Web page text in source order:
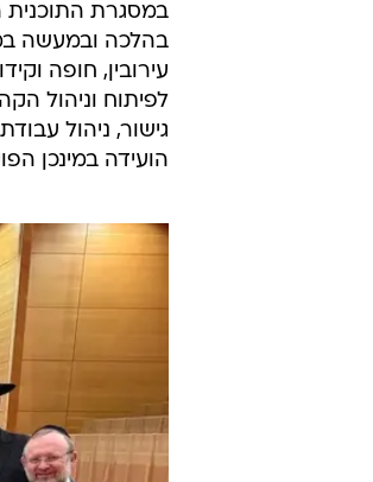
במסגרת התוכנית
בהלכה ובמעשה
עירובין, חופה
לפיתוח וניהול
גישור, ניהול
הועידה במינכן